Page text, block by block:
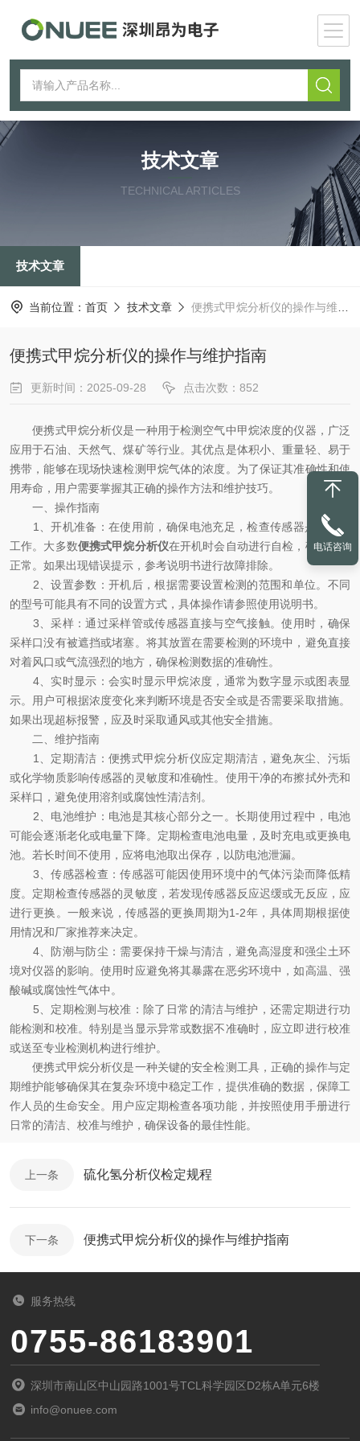
技术文章
TECHNICAL ARTICLES
技术文章
当前位置： 首页 技术文章 便携式甲烷分析仪的操作与维护指南
便携式甲烷分析仪的操作与维护指南
更新时间：2025-09-28 点击次数：852
便携式甲烷分析仪是一种用于检测空气中甲烷浓度的仪器，广泛
应用于石油、天然气、煤矿等行业。其优点是体积小、重量轻、易于
携带，能够在现场快速检测甲烷气体的浓度。为了保证其准确性和使
用寿命，用户需要掌握其正确的操作方法和维护技巧。
一、操作指南
1、开机准备：在使用前，确保电池充足，检查传感器是否正常
工作。大多数便携式甲烷分析仪在开机时会自动进行自检，确保功能
正常。如果出现错误提示，参考说明书进行故障排除。
2、设置参数：开机后，根据需要设置检测的范围和单位。不同
的型号可能具有不同的设置方式，具体操作请参照使用说明书。
3、采样：通过采样管或传感器直接与空气接触。使用时，确保
采样口没有被遮挡或堵塞。将其放置在需要检测的环境中，避免直接
对着风口或气流强烈的地方，确保检测数据的准确性。
4、实时显示：会实时显示甲烷浓度，通常为数字显示或图表显
示。用户可根据浓度变化来判断环境是否安全或是否需要采取措施。
如果出现超标报警，应及时采取通风或其他安全措施。
二、维护指南
1、定期清洁：便携式甲烷分析仪应定期清洁，避免灰尘、污垢
或化学物质影响传感器的灵敏度和准确性。使用干净的布擦拭外壳和
采样口，避免使用溶剂或腐蚀性清洁剂。
2、电池维护：电池是其核心部分之一。长期使用过程中，电池
可能会逐渐老化或电量下降。定期检查电池电量，及时充电或更换电
池。若长时间不使用，应将电池取出保存，以防电池泄漏。
3、传感器检查：传感器可能因使用环境中的气体污染而降低精
度。定期检查传感器的灵敏度，若发现传感器反应迟缓或无反应，应
进行更换。一般来说，传感器的更换周期为1-2年，具体周期根据使
用情况和厂家推荐来决定。
4、防潮与防尘：需要保持干燥与清洁，避免高湿度和强尘土环
境对仪器的影响。使用时应避免将其暴露在恶劣环境中，如高温、强
酸碱或腐蚀性气体中。
5、定期检测与校准：除了日常的清洁与维护，还需定期进行功
能检测和校准。特别是当显示异常或数据不准确时，应立即进行校准
或送至专业检测机构进行维护。
便携式甲烷分析仪是一种关键的安全检测工具，正确的操作与定
期维护能够确保其在复杂环境中稳定工作，提供准确的数据，保障工
作人员的生命安全。用户应定期检查各项功能，并按照使用手册进行
日常的清洁、校准与维护，确保设备的最佳性能。
上一条 硫化氢分析仪检定规程
下一条 便携式甲烷分析仪的操作与维护指南
服务热线
0755-86183901
深圳市南山区中山园路1001号TCL科学园区D2栋A单元6楼
info@onuee.com
电话咨询